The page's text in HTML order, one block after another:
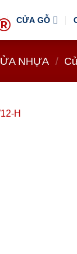
CỬA GỖ
NHỰA /